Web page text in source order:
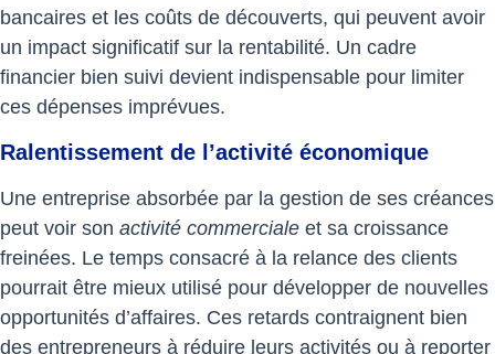
bancaires et les coûts de découverts, qui peuvent avoir
un impact significatif sur la rentabilité. Un cadre
financier bien suivi devient indispensable pour limiter
ces dépenses imprévues.
Ralentissement de l’activité économique
Une entreprise absorbée par la gestion de ses créances
peut voir son activité commerciale et sa croissance
freinées. Le temps consacré à la relance des clients
pourrait être mieux utilisé pour développer de nouvelles
opportunités d’affaires. Ces retards contraignent bien
des entrepreneurs à réduire leurs activités ou à reporter